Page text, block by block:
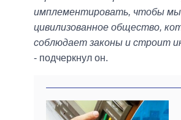
имплементировать, чтобы
цивилизованное общество,
соблюдает законы и строит
- подчеркнул он.